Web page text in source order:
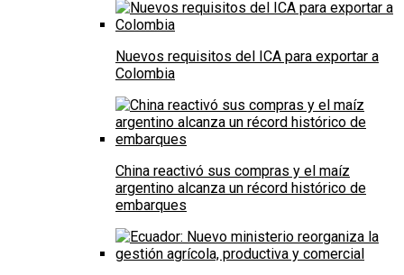
Nuevos requisitos del ICA para exportar a
Colombia
China reactivó sus compras y el maíz
argentino alcanza un récord histórico de
embarques